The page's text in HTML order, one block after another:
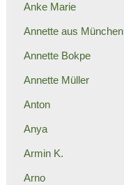
Anke Marie
Annette aus München
Annette Bokpe
Annette Müller
Anton
Anya
Armin K.
Arno